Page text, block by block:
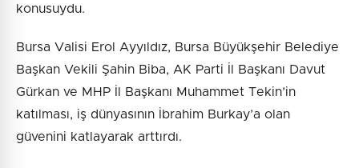
konusuydu.
Bursa Valisi Erol Ayyıldız, Bursa Büyükşehir Belediye
Başkan Vekili Şahin Biba, AK Parti İl Başkanı Davut
Gürkan ve MHP İl Başkanı Muhammet Tekin’in
katılması, iş dünyasının İbrahim Burkay’a olan
güvenini katlayarak arttırdı.